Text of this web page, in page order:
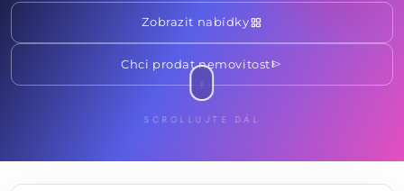
Zobrazit nabídkygrid_view
Chci prodat nemovitostsend
SCROLLUJTE DÁL